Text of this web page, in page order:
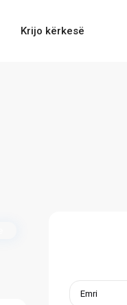
Krijo kërkesë